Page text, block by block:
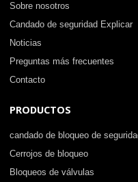
Sobre nosotros
Candado de seguridad Explicar
Noticias
Preguntas más frecuentes
Contacto
PRODUCTOS
candado de bloqueo de
Cerrojos de bloqueo
Bloqueos de válvulas